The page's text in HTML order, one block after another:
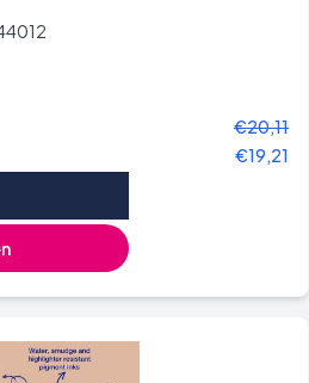
€20,11
€19,21